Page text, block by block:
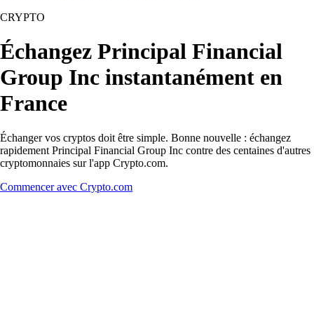
CRYPTO
Échangez Principal Financial
Group Inc instantanément en
France
Échanger vos cryptos doit être simple. Bonne nouvelle : échangez
rapidement Principal Financial Group Inc contre des centaines d'autres
cryptomonnaies sur l'app Crypto.com.
Commencer avec Crypto.com